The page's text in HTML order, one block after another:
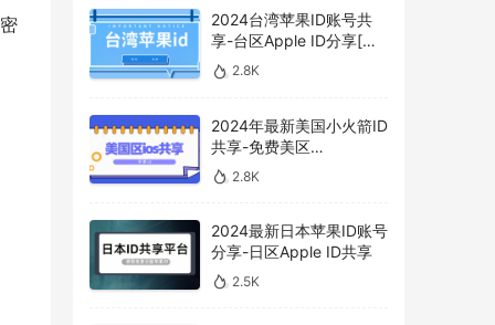
an/vmess免费节点
2024台湾苹果ID账号共
享-台区Apple ID分享[最
新免费]
2.8K
2024年最新美国小火箭ID
共享-免费美区
shadowerocket账号分享
2.8K
2024最新日本苹果ID账号
分享-日区Apple ID共享
2.5K